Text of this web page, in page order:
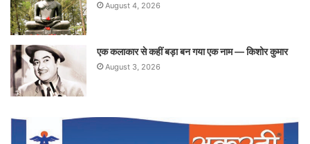
August 4, 2026
एक कलाकार से कहीं बड़ा बन गया एक नाम — किशोर कुमार
August 3, 2026